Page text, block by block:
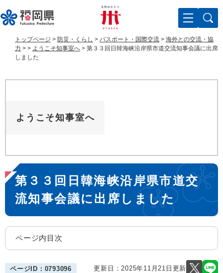
ー
ジ
す
ニ
ュ
し
トップページ > 防災・くらし > パスポート・国際交流 > 海外との交流・協
力 > > ようこそ知事室へ > 第３３回日韓海峡沿岸県市道交流知事会議に出席
しました
ようこそ知事室へ
本
文
第３３回日韓海峡沿岸県市道交
流知事会議に出席しました
ページ内目次
ページID：0793096 更新日：2025年11月21日更新